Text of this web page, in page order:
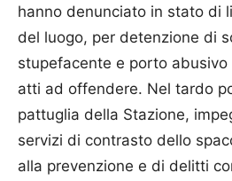
hanno denunciato in stato di
del luogo, per detenzione di
stupefacente e porto
atti ad offendere. Nel tardo
pattuglia della Stazione,
servizi di contrasto dello
alla prevenzione e di delitti